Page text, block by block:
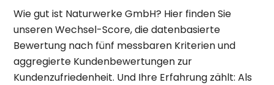
Wie gut ist Naturwerke GmbH? Hier finden Sie
unseren Wechsel-Score, die datenbasierte
Bewertung nach fünf messbaren Kriterien und
aggregierte Kundenbewertungen zur
Kundenzufriedenheit. Und Ihre Erfahrung zählt: Als